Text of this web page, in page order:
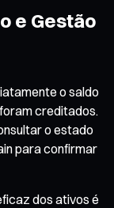
e Gestão
o saldo
creditados.
o estado
para confirmar
dos ativos é